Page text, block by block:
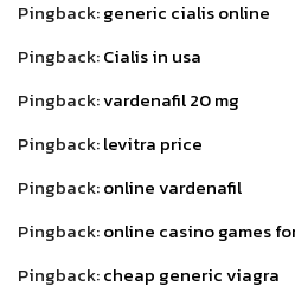
Pingback:generic cialis online
Pingback:Cialis in usa
Pingback:vardenafil 20 mg
Pingback:levitra price
Pingback:online vardenafil
Pingback:online casino games
Pingback:cheap generic viagra